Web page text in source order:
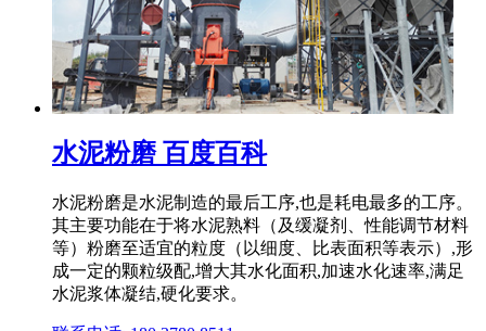
水泥粉磨 百度百科
水泥粉磨是水泥制造的最后工序,也是耗电最多的工序。
其主要功能在于将水泥熟料（及缓凝剂、性能调节材料
等）粉磨至适宜的粒度（以细度、比表面积等表示）,形
成一定的颗粒级配,增大其水化面积,加速水化速率,满足
水泥浆体凝结,硬化要求。